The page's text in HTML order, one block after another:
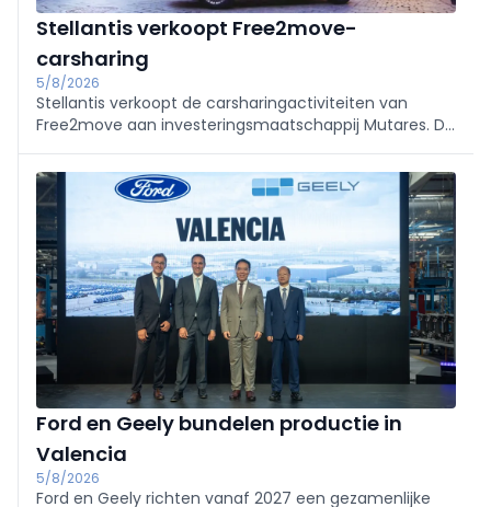
Stellantis verkoopt Free2move-
carsharing
5/8/2026
Stellantis verkoopt de carsharingactiviteiten van
Free2move aan investeringsmaatschappij Mutares. De
in de automobielsector en moet tegen eind 2026
worden afgerond.
Ford en Geely bundelen productie in
Valencia
5/8/2026
Ford en Geely richten vanaf 2027 een gezamenlijke